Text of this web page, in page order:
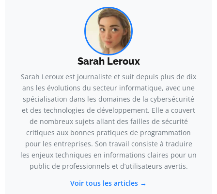
Sarah Leroux
Sarah Leroux est journaliste et suit depuis plus de dix
ans les évolutions du secteur informatique, avec une
spécialisation dans les domaines de la cybersécurité
et des technologies de développement. Elle a couvert
de nombreux sujets allant des failles de sécurité
critiques aux bonnes pratiques de programmation
pour les entreprises. Son travail consiste à traduire
les enjeux techniques en informations claires pour un
public de professionnels et d’utilisateurs avertis.
Voir tous les articles →